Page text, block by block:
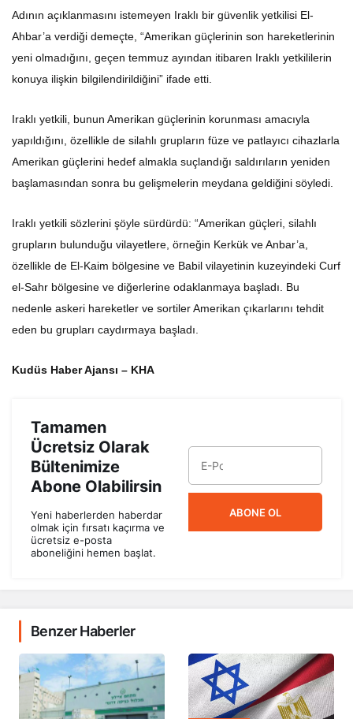
Adının açıklanmasını istemeyen Iraklı bir güvenlik yetkilisi El-
Ahbar’a verdiği demeçte, “Amerikan güçlerinin son hareketlerinin
yeni olmadığını, geçen temmuz ayından itibaren Iraklı yetkililerin
konuya ilişkin bilgilendirildiğini” ifade etti.
Iraklı yetkili, bunun Amerikan güçlerinin korunması amacıyla
yapıldığını, özellikle de silahlı grupların füze ve patlayıcı cihazlarla
Amerikan güçlerini hedef almakla suçlandığı saldırıların yeniden
başlamasından sonra bu gelişmelerin meydana geldiğini söyledi.
Iraklı yetkili sözlerini şöyle sürdürdü: “Amerikan güçleri, silahlı
grupların bulunduğu vilayetlere, örneğin Kerkük ve Anbar’a,
özellikle de El-Kaim bölgesine ve Babil vilayetinin kuzeyindeki Curf
el-Sahr bölgesine ve diğerlerine odaklanmaya başladı. Bu
nedenle askeri hareketler ve sortiler Amerikan çıkarlarını tehdit
eden bu grupları caydırmaya başladı.
Kudüs Haber Ajansı – KHA
Tamamen
Ücretsiz Olarak
Bültenimize
Abone Olabilirsin
Yeni haberlerden haberdar
olmak için fırsatı kaçırma ve
ücretsiz e-posta
aboneliğini hemen başlat.
ABONE OL
Benzer Haberler